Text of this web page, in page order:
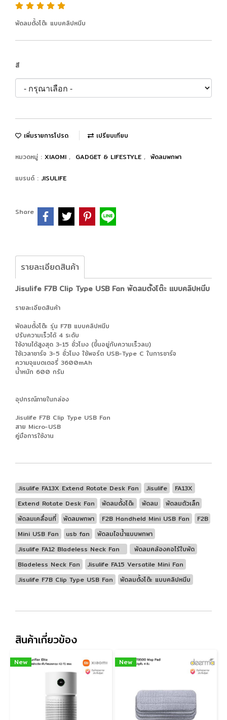
พัดลมตั้งโต๊ะ แบบคลิปหนีบ
สี
เพิ่มรายการโปรด เปรียบเทียบ
หมวดหมู่ : XIAOMI , GADGET & LIFESTYLE , พัดลมพกพา
แบรนด์ : JISULIFE
Share
รายละเอียดสินค้า
Jisulife F7B Clip Type USB Fan พัดลมตั้งโต๊ะ แบบคลิปหนีบ
รายละเอียดสินค้า
พัดลมตั้งโต๊ะ รุ่น F7B แบบคลิปหนีบ
ปรับความเร็วได้ 4 ระดับ
ใช้งานได้สูงสุด 3-15 ชั่วโมง (ขึ้นอยู่กับความเร็วลม)
ใช้เวลาชาร์จ 3-5 ชั่วโมง ใช้พอร์ต USB-Type C ในการชาร์จ
ความจุแบตเตอรี่ 3600mAh
น้ำหนัก 600 กรัม
อุปกรณ์ภายในกล่อง
Jisulife F7B Clip Type USB Fan
สาย Micro-USB
คู่มือการใช้งาน
Jisulife FA13X Extend Rotate Desk Fan Jisulife
FA13X
Extend Rotate Desk Fan
พัดลมตั้งโต๊ะ พัดลม
พัดลมตัวเล็ก
พัดลมเคลื่อนที่
พัดลมพกพา F2B Handheld Mini USB Fan
F2B
Mini USB Fan
usb fan
พัดลมไอน้ำแบบพกพา
Jisulife FA12 Bladeless Neck Fan
พัดลมคล้องคอไร้ใบพัด
Bladeless Neck Fan
Jisulife FA15 Versatile Mini Fan
Jisulife F7B Clip Type USB Fan
พัดลมตั้งโต๊ะ แบบคลิปหนีบ
สินค้าเกี่ยวข้อง
New New